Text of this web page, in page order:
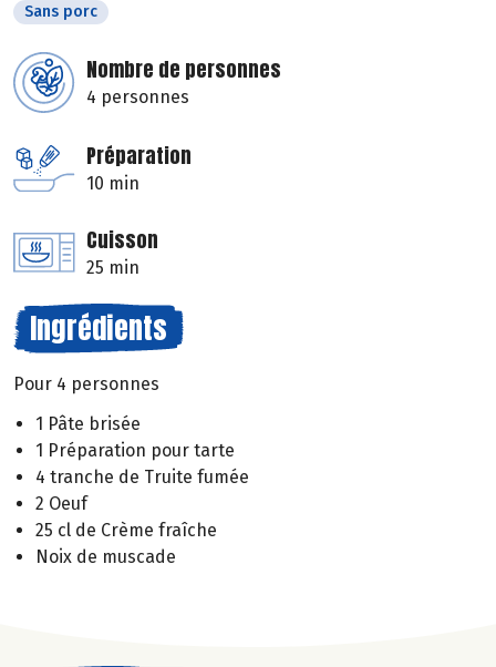
Sans porc
Nombre de personnes
4 personnes
Préparation
10 min
Cuisson
25 min
Ingrédients
Pour 4 personnes
1 Pâte brisée
1 Préparation pour tarte
4 tranche de Truite fumée
2 Oeuf
25 cl de Crème fraîche
Noix de muscade